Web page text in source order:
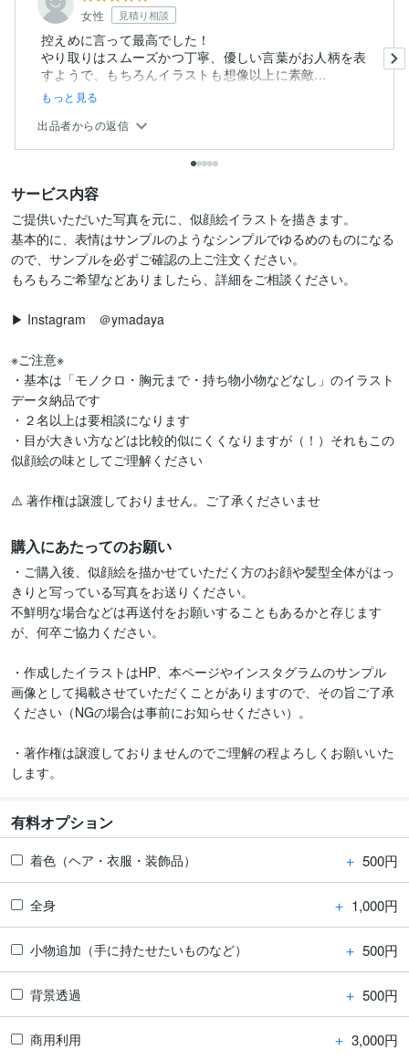
女性 見積り相談
控えめに言って最高でした！
やり取りはスムーズかつ丁寧、優しい言葉がお人柄を表
すようで、もちろんイラストも想像以上に素敵...
もっと見る
出品者からの返信
サービス内容
ご提供いただいた写真を元に、似顔絵イラストを描きます。
基本的に、表情はサンプルのようなシンプルでゆるめのものになる
ので、サンプルを必ずご確認の上ご注文ください。
もろもろご希望などありましたら、詳細をご相談ください。
▶︎ Instagram　＠ymadaya
※ご注意※
・基本は「モノクロ・胸元まで・持ち物小物などなし」のイラスト
データ納品です
・２名以上は要相談になります
・目が大きい方などは比較的似にくくなりますが（！）それもこの
似顔絵の味としてご理解ください
⚠️ 著作権は譲渡しておりません。ご了承くださいませ
購入にあたってのお願い
・ご購入後、似顔絵を描かせていただく方のお顔や髪型全体がはっ
きりと写っている写真をお送りください。
不鮮明な場合などは再送付をお願いすることもあるかと存じます
が、何卒ご協力ください。
・作成したイラストはHP、本ページやインスタグラムのサンプル
画像として掲載させていただくことがありますので、その旨ご了承
ください（NGの場合は事前にお知らせください）。
・著作権は譲渡しておりませんのでご理解の程よろしくお願いいた
します。
有料オプション
着色（ヘア・衣服・装飾品） ＋ 500円
全身 ＋ 1,000円
小物追加（手に持たせたいものなど） ＋ 500円
背景透過 ＋ 500円
商用利用 ＋ 3,000円